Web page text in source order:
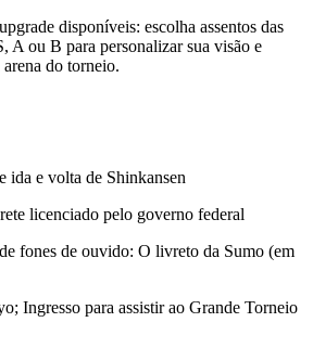
disponíveis: escolha assentos das
A ou B para personalizar sua visão e
do torneio.
ida e volta de Shinkansen
licenciado pelo governo federal
fones de ouvido: O livreto da Sumo (em
Ingresso para assistir ao Grande Torneio